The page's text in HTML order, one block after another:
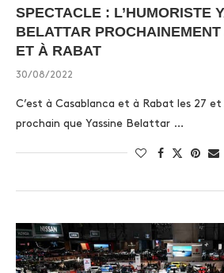
SPECTACLE : L’HUMORISTE
BELATTAR
ET À RABAT
30/08/2022
C’est à Casablanca et à Rabat les 27
prochain que Yassine Belattar …